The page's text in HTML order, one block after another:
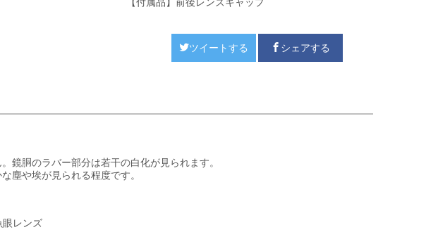
ツイートする シェアする
鏡胴のラバー部分は若干の白化が見られます。
塵や埃が見られる程度です。
眼レンズ